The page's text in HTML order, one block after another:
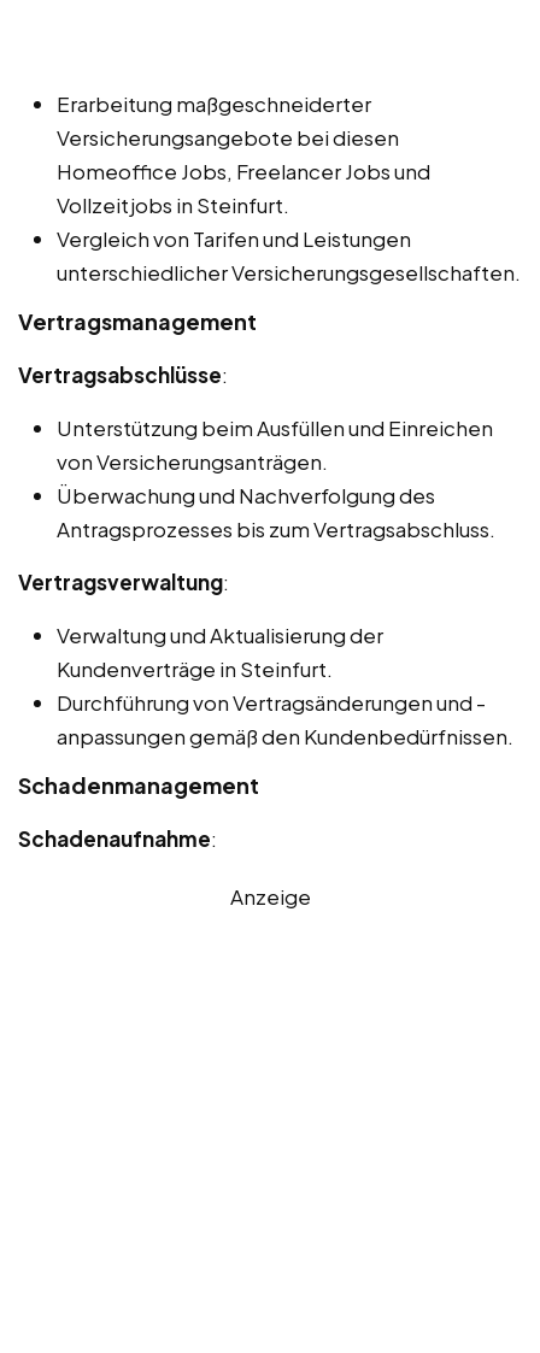
Erarbeitung maßgeschneiderter
Versicherungsangebote bei diesen
Homeoffice Jobs, Freelancer Jobs und
Vollzeitjobs in Steinfurt.
Vergleich von Tarifen und Leistungen
unterschiedlicher Versicherungsgesellschaften.
Vertragsmanagement
Vertragsabschlüsse:
Unterstützung beim Ausfüllen und Einreichen
von Versicherungsanträgen.
Überwachung und Nachverfolgung des
Antragsprozesses bis zum Vertragsabschluss.
Vertragsverwaltung:
Verwaltung und Aktualisierung der
Kundenverträge in Steinfurt.
Durchführung von Vertragsänderungen und -
anpassungen gemäß den Kundenbedürfnissen.
Schadenmanagement
Schadenaufnahme:
Anzeige